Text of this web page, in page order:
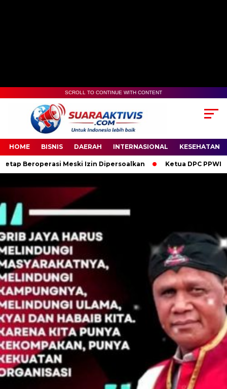
00:00
SCROLL TO CONTINUE WITH CONTENT
HOME BISNIS DAERAH INTERNASIONAL KESEHATAN
Izin Dipersoalkan Ketua DPC PPWI OKI Bersama